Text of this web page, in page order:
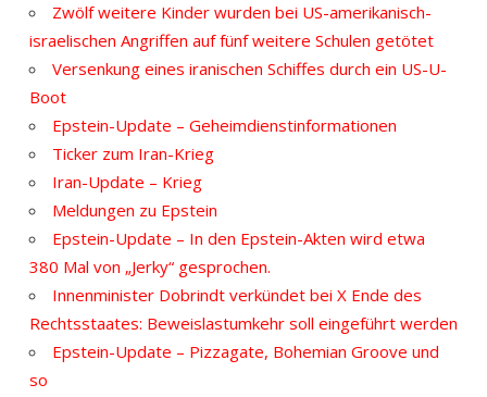
Zwölf weitere Kinder wurden bei US-amerikanisch-
israelischen Angriffen auf fünf weitere Schulen getötet
Versenkung eines iranischen Schiffes durch ein US-U-
Boot
Epstein-Update – Geheimdienstinformationen
Ticker zum Iran-Krieg
Iran-Update – Krieg
Meldungen zu Epstein
Epstein-Update – In den Epstein-Akten wird etwa
380 Mal von „Jerky“ gesprochen.
Innenminister Dobrindt verkündet bei X Ende des
Rechtsstaates: Beweislastumkehr soll eingeführt werden
Epstein-Update – Pizzagate, Bohemian Groove und
so